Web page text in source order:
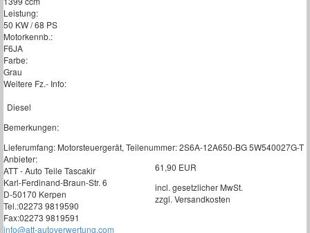
Leistung:
50 KW / 68 PS
Motorkennb.:
F6JA
Farbe:
Grau
Weitere Fz.- Info:
Diesel
Bemerkungen:
Lieferumfang: Motorsteuergerät, Teilenummer: 2S6A-12A650-BG 5W540027G-T
Anbieter:
ATT - Auto Teile Tascakir
Karl-Ferdinand-Braun-Str. 6
D-50170 Kerpen
Tel.:02273 9819590
Fax:02273 9819591
info@att-autoverwertung.com
61,90 EUR
incl. gesetzlicher MwSt.
zzgl. Versandkosten